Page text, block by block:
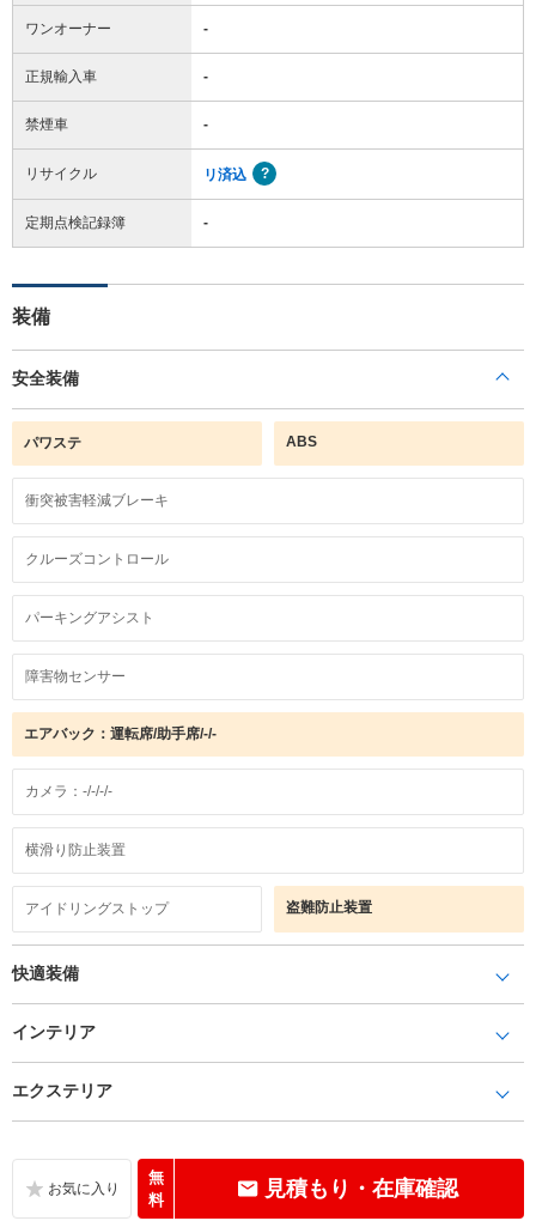
ワンオーナー -
正規輸入車 -
禁煙車 -
リサイクル リ済込
定期点検記録簿 -
装備
安全装備
パワステ ABS
衝突被害軽減ブレーキ
クルーズコントロール
パーキングアシスト
障害物センサー
エアバック：運転席/助手席/-/-
カメラ：-/-/-/-
横滑り防止装置
アイドリングストップ 盗難防止装置
快適装備
インテリア
エクステリア
無
料
見積もり・在庫確認